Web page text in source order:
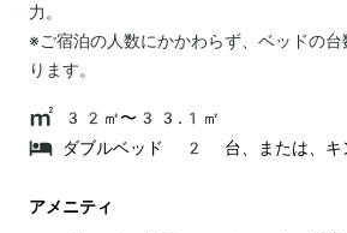
力。
※ご宿泊の人数にかかわらず、ベッドの
ります。
32㎡〜33.1㎡
ダブルベッド 2 台、または、
アメニティ